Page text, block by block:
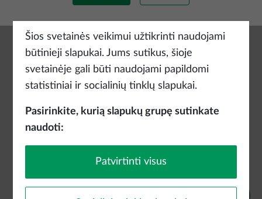
Šios svetainės veikimui užtikrinti naudojami
būtinieji slapukai. Jums sutikus, šioje
svetainėje gali būti naudojami papildomi
statistiniai ir socialinių tinklų slapukai.
Pasirinkite, kurią slapukų grupę sutinkate
naudoti:
Patvirtinti visus